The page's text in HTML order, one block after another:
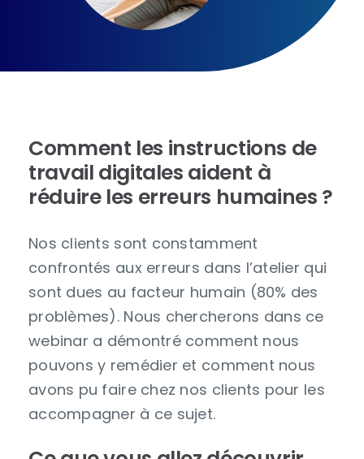
Comment les instructions de
travail digitales aident à
réduire les erreurs humaines ?
Nos clients sont constamment
confrontés aux erreurs dans l’atelier qui
sont dues au facteur humain (80% des
problèmes). Nous chercherons dans ce
webinar a démontré comment nous
pouvons y remédier et comment nous
avons pu faire chez nos clients pour les
accompagner à ce sujet.